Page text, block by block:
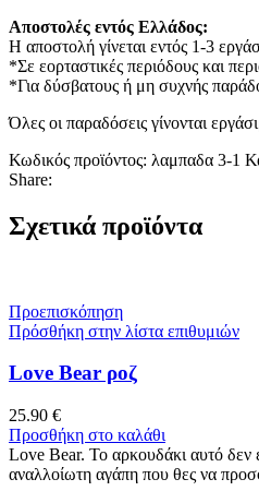
Αποστολές εντός Ελλάδος:
Η αποστολή γίνεται εντός 1-3
*Σε εορταστικές περιόδους και
*Για δύσβατους ή μη συχνής
Όλες οι παραδόσεις γίνονται
Κωδικός προϊόντος: λαμπαδα 3-1
Share:
Σχετικά προϊόντα
Προεπισκόπηση
Πρόσθήκη στην λίστα επιθυμιών
Love Bear ροζ
25.90 €
Προσθήκη στο καλάθι
Love Bear. Το αρκουδάκι αυτό δεν
αναλλοίωτη αγάπη που θες να